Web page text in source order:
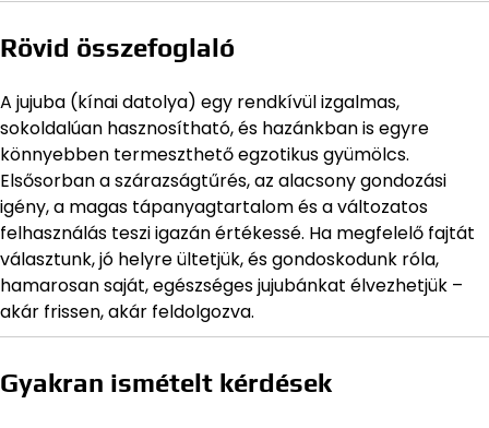
Rövid összefoglaló
A jujuba (kínai datolya) egy rendkívül izgalmas,
sokoldalúan hasznosítható, és hazánkban is egyre
könnyebben termeszthető egzotikus gyümölcs.
Elsősorban a szárazságtűrés, az alacsony gondozási
igény, a magas tápanyagtartalom és a változatos
felhasználás teszi igazán értékessé. Ha megfelelő fajtát
választunk, jó helyre ültetjük, és gondoskodunk róla,
hamarosan saját, egészséges jujubánkat élvezhetjük –
akár frissen, akár feldolgozva.
Gyakran ismételt kérdések